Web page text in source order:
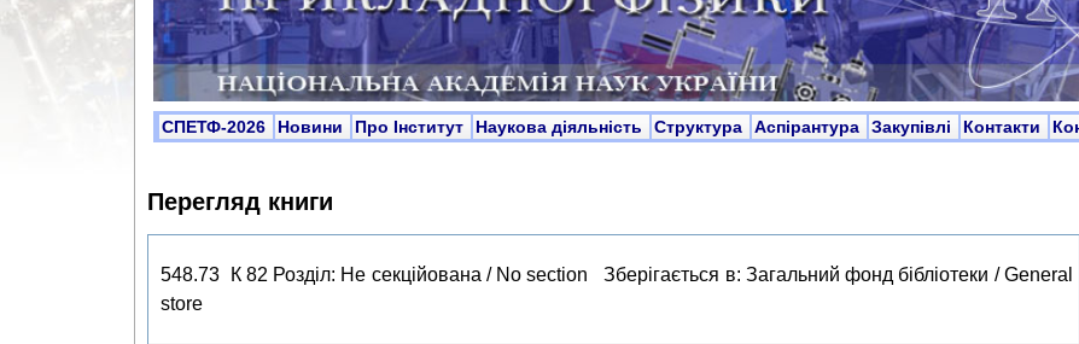
СПЕТФ-2026 Новини Про Інститут Наукова діяльність Структура Аспірантура Закупівлі Контакти
Перегляд книги
548.73 К 82 Розділ: Не секційована / No section Зберігається в: Загальний фонд бібліотеки / General
store